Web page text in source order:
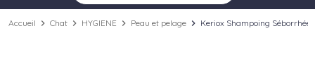
Accueil chevron_right Chat chevron_right HYGIENE chevron_right Peau et pelage chevron_right Keriox Shampoing Séborrhée